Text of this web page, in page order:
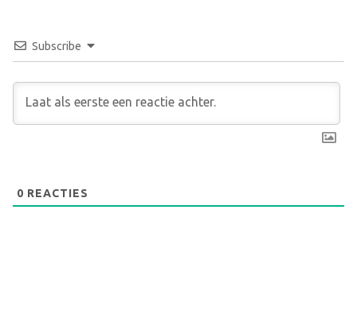
Subscribe
0 REACTIES